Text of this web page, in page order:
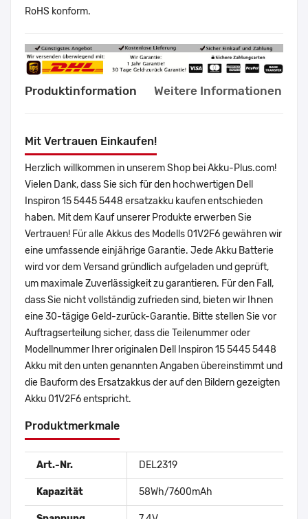
RoHS konform.
Produktinformation Weitere Informationen
Mit Vertrauen Einkaufen!
Herzlich willkommen in unserem Shop bei Akku-Plus.com!
Vielen Dank, dass Sie sich für den hochwertigen Dell
Inspiron 15 5445 5448 ersatzakku kaufen entschieden
haben. Mit dem Kauf unserer Produkte erwerben Sie
Vertrauen! Für alle Akkus des Modells 01V2F6 gewähren wir
eine umfassende einjährige Garantie. Jede Akku Batterie
wird vor dem Versand gründlich aufgeladen und geprüft,
um maximale Zuverlässigkeit zu garantieren. Für den Fall,
dass Sie nicht vollständig zufrieden sind, bieten wir Ihnen
eine 30-tägige Geld-zurück-Garantie. Bitte stellen Sie vor
Auftragserteilung sicher, dass die Teilenummer oder
Modellnummer Ihrer originalen Dell Inspiron 15 5445 5448
Akku mit den unten genannten Angaben übereinstimmt und
die Bauform des Ersatzakkus der auf den Bildern gezeigten
Akku 01V2F6 entspricht.
Produktmerkmale
Art.-Nr. DEL2319
Kapazität 58Wh/7600mAh